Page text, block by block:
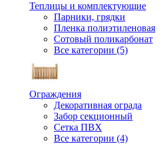
Теплицы и комплектующие
Парники, грядки
Пленка полиэтиленовая
Сотовый поликарбонат
Все категории (5)
Ограждения
Декоративная ограда
Забор секционный
Сетка ПВХ
Все категории (4)